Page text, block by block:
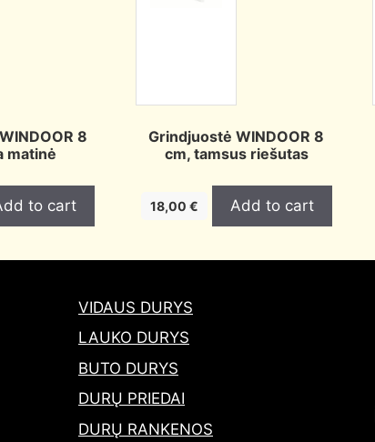
8
matinė
to cart
Grindjuostė WINDOOR 8
cm, tamsus riešutas
18,00 € Add to cart
VIDAUS DURYS
LAUKO DURYS
BUTO DURYS
DURŲ PRIEDAI
DURŲ RANKENOS